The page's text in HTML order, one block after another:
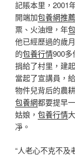
記賬本里，2001
開端加包養網推薦
票、火油燈，年
他已經歷過的歲
的包養行情900多
捐給了村里，建
當起了宣講員，
物件兒背后的農
包養網都要提早
姑娘， 包養行情
凈。
“人老心不克不及